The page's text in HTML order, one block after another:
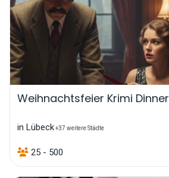
Weihnachtsfeier Krimi Dinner
in Lübeck+37 weitere Städte
25 - 500